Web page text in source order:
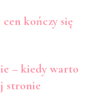
kończy się
– kiedy warto
stronie